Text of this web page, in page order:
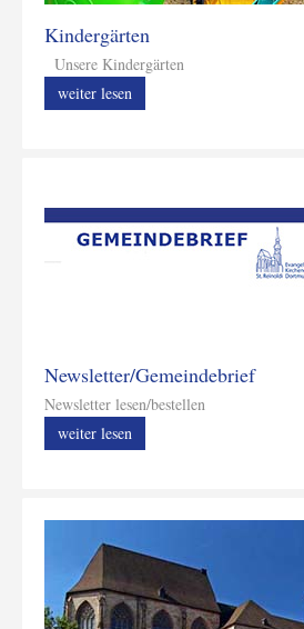
Kindergärten
Unsere Kindergärten
weiter lesen
Newsletter/Gemeindebrief
Newsletter lesen/bestellen
weiter lesen